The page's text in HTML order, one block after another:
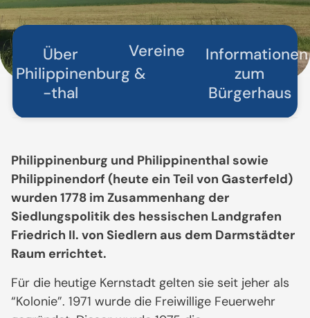
Über
Philippinenburg &
-thal
Vereine
Informationen
zum
Bürgerhaus
Philippinenburg und Philippinenthal sowie
Philippinendorf (heute ein Teil von Gasterfeld)
wurden 1778 im Zusammenhang der
Siedlungspolitik des hessischen Landgrafen
Friedrich II. von Siedlern aus dem Darmstädter
Raum errichtet.
Für die heutige Kernstadt gelten sie seit jeher als
“Kolonie”. 1971 wurde die Freiwillige Feuerwehr